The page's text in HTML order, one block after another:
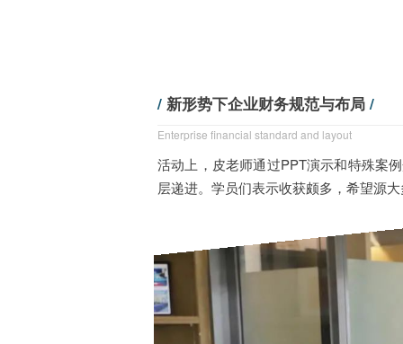
/ 新形势下企业财务规范与布局 /
Enterprise financial standard and layout
活动上，皮老师通过PPT演示和特殊案
层递进。学员们表示收获颇多，希望源